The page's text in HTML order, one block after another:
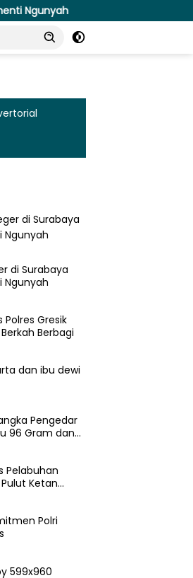
Susuri Jalanan Kota,
di Surabaya
Ngunyah
Gresik
Berbagi
dan ibu dewi
Pengedar
96 Gram dan
Pelabuhan
Ketan
Polri